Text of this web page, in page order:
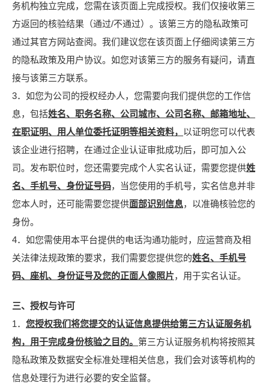
务机构独立完成，您需在该页面上完成授权。我们仅接收第三
方返回的核验结果（通过/不通过）。该第三方的隐私政策可
通过其官方网站查阅。我们建议您在该页面上仔细阅读第三方
的隐私政策及用户协议。如您对该第三方的服务有疑问，请直
接与该第三方联系。
3．如您为公司的授权经办人，您需要向我们提供您的工作信
息，包括姓名、职务名称、公司城市、公司名称、邮箱地址、
在职证明、用人单位委托证明等相关资料， 以证明您可以代表
该企业进行招聘，在通过企业认证审批成功后，即可加入公
司。发布职位时，您还需要完成个人实名认证，需要您提供姓
名、手机号、身份证号码，当您使用的手机号，实名信息并非
您本人时，还可能需要您提供面部识别信息，以准确核验您的
身份。
4．如您需使用本平台提供的电话沟通功能时，应运营商及相
关法律法规政策的要求，我们需要您提供您的姓名、手机号
码、座机、身份证号及您的正面人像照片，用于实名认证。
三、授权与许可
1． 您授权我们将您提交的认证信息提供给第三方认证服务机
构，用于完成身份核验之目的。 第三方认证服务机构将按照其
隐私政策及数据安全标准处理相关信息，我们会对该等机构的
信息处理行为进行必要的安全监督。